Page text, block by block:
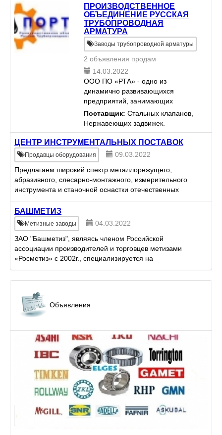
собс...
ПРОИЗВОДСТВЕННОЕ
ОБЪЕДИНЕНИЕ РУССКАЯ
ТРУБОПРОВОДНАЯ
АРМАТУРА
Заводы трубопроводной арматуры
2 объявления продам
14.03.2022
ООО ПО «РТА» - одно из
динамично развивающихся
предприятий, занимающих
достойное место на рынке
производства и поставок
трубопроводной арматуры,
компрессоров, насосного и
другого промышленного
оборудо...
Поставщик: Стальных клапанов,
Нержавеющих задвижек.
ЦЕНТР ИНСТРУМЕНТАЛЬНЫХ ПОСТАВОК
Продавцы оборудования
09.03.2022
Предлагаем широкий спектр металлорежущего,
абразивного, слесарно-монтажного, измерительного
инструмента и станочной оснастки отечественных
производителей по умеренным ценам со склада и
под заказ. Гиб...
БАШМЕТИЗ
Метизные заводы
04.03.2022
ЗАО "Башметиз", являясь членом Российской
ассоциации производителей и торговцев метизами
«Росметиз» с 2002г., специализируется на
изготовлении нестандартных металлоизделий и
Объявления